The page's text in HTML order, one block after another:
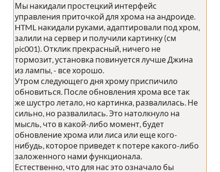
Мы накидали простецкий интерфейс
управления приточкой для хрома на андроиде.
HTML накидали руками, адаптировали под хром,
залили на сервер и получили картинку (см
pic001). Отклик прекрасный, ничего не
тормозит, установка повинуется лучше Джина
из лампы, - все хорошо.
Утром следующего дня хрому приспичило
обновиться. После обновления хрома все так
же шустро летало, но картинка, развалилась. Не
сильно, но развалилась. Это натолкнуло на
мысль, что в какой-либо момент, будет
обновление хрома или лиса или еще кого-
нибудь, которое приведет к потере какого-либо
заложенного нами функционала.
Естественно, что для нас это означало бы